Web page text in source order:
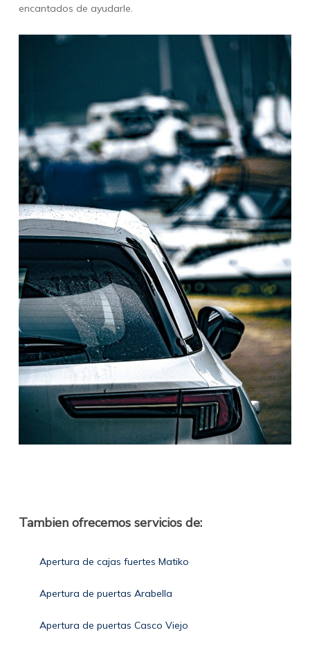
encantados de ayudarle.
Tambien ofrecemos servicios de:
Apertura de cajas fuertes Matiko
Apertura de puertas Arabella
Apertura de puertas Casco Viejo